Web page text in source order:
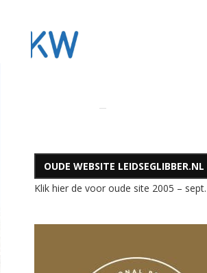
OUDE WEBSITE LEIDSEGLIBBER.NL
Klik hier de voor oude site 2005 –